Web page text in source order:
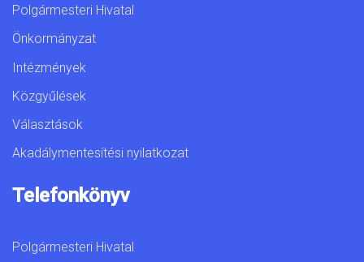
Polgármesteri Hivatal
Önkormányzat
Intézmények
Közgyűlések
Választások
Akadálymentesítési nyilatkozat
Telefonkönyv
Polgármesteri Hivatal